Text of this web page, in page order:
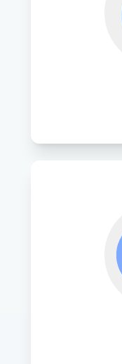
आईटी
साथ
ग्राहक
आईटी
निरंतर
जिससे